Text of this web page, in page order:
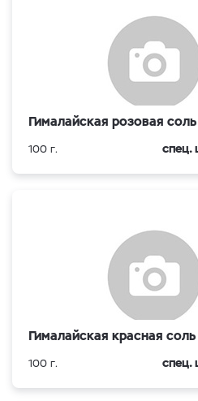
Гималайская розовая соль
100 г. спец.
Гималайская красная соль
100 г. спец.